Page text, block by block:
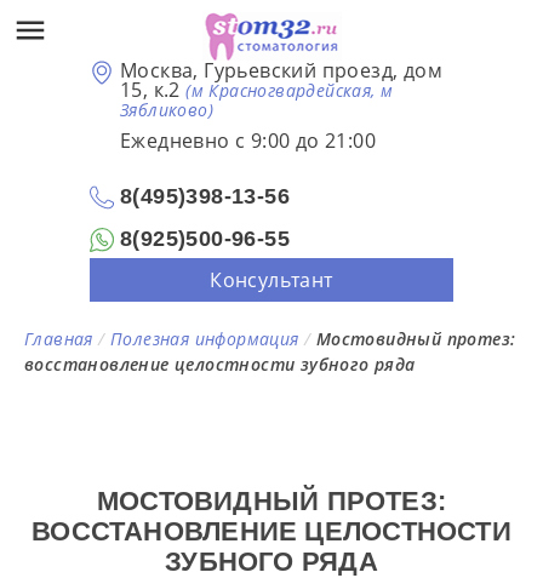
Москва, Гурьевский проезд, дом
15, к.2 (м Красногвардейская, м
Зябликово)
Ежедневно с 9:00 до 21:00
8(495)398-13-56
8(925)500-96-55
Консультант
Главная / Полезная информация / Мостовидный протез:
восстановление целостности зубного ряда
МОСТОВИДНЫЙ ПРОТЕЗ:
ВОССТАНОВЛЕНИЕ ЦЕЛОСТНОСТИ
ЗУБНОГО РЯДА